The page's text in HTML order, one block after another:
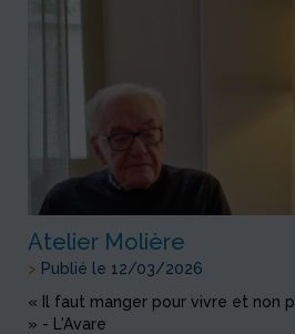
Atelier Molière
> Publié le 12/03/2026
« Il faut manger pour vivre et non
» - L'Avare